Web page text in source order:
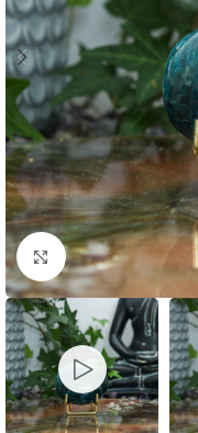
Klik om te vergroten